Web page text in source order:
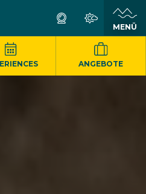
MENÜ
ANGEBOTE